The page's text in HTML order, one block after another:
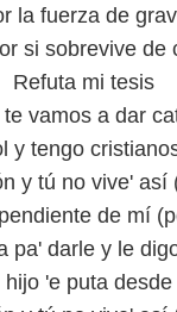
la fuerza de
si sobrevive de
Refuta mi tesis
vamos a dar
y tengo
y tú no vive' así
de mí
pa' darle y le
hijo 'e puta